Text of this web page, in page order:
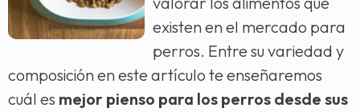
existen en el mercado para
perros. Entre su variedad y
composición en este artículo te enseñaremos
cuál es mejor pienso para los perros desde sus